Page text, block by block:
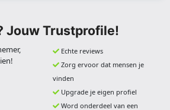
Jouw Trustprofile!
Echte reviews
Zorg ervoor dat mensen je
vinden
Upgrade je eigen profiel
Word onderdeel van een